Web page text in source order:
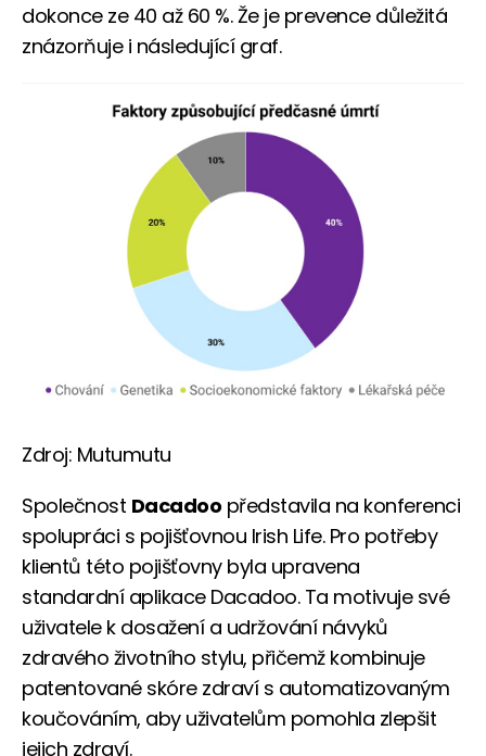
dokonce ze 40 až 60 %. Že je prevence důležitá
znázorňuje i následující graf.
Zdroj: Mutumutu
Společnost Dacadoo představila na konferenci
spolupráci s pojišťovnou Irish Life. Pro potřeby
klientů této pojišťovny byla upravena
standardní aplikace Dacadoo. Ta motivuje své
uživatele k dosažení a udržování návyků
zdravého životního stylu, přičemž kombinuje
patentované skóre zdraví s automatizovaným
koučováním, aby uživatelům pomohla zlepšit
jejich zdraví.